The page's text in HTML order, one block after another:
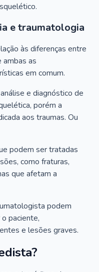
e traumatologia
às diferenças entre
as
em comum.
e diagnóstico de
porém a
aos traumas. Ou
podem ser tratadas
como fraturas,
que afetam a
podem
paciente,
e lesões graves.